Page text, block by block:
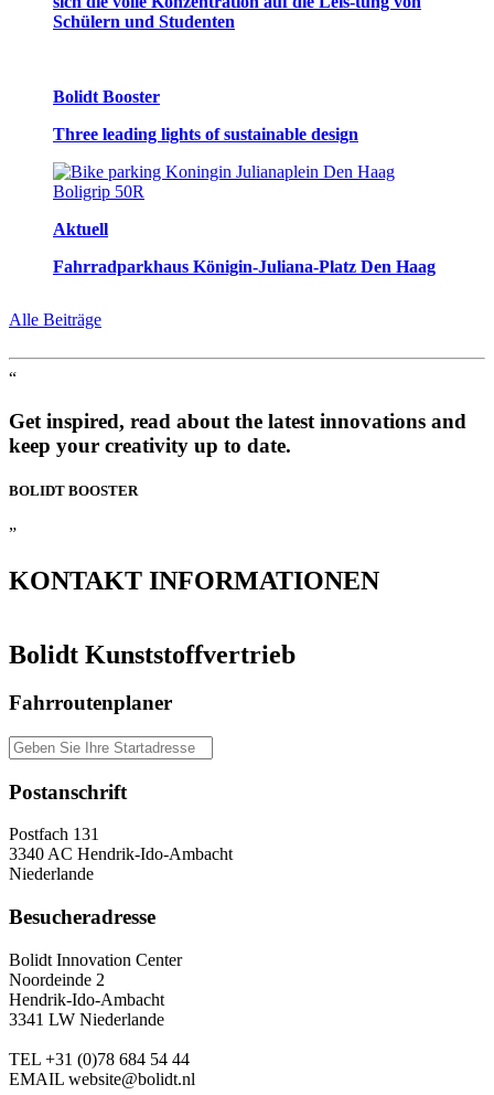
Schülern und Studenten
Bolidt Booster
Three leading lights of sustainable design
Aktuell
Fahrradparkhaus Königin-Juliana-Platz Den Haag
Alle Beiträge
“
Get inspired, read about the latest innovations and
keep your creativity up to date.
BOLIDT BOOSTER
”
KONTAKT INFORMATIONEN
Bolidt Kunststoffvertrieb
Fahrroutenplaner
Postanschrift
Postfach 131
3340 AC Hendrik-Ido-Ambacht
Niederlande
Besucheradresse
Bolidt Innovation Center
Noordeinde 2
Hendrik-Ido-Ambacht
3341 LW Niederlande
TEL +31 (0)78 684 54 44
EMAIL website@bolidt.nl